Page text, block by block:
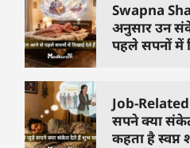
Swapna
अनुसार उन
पहले सपनों में
Job-
सपने क्या
कहता है स्वप्न